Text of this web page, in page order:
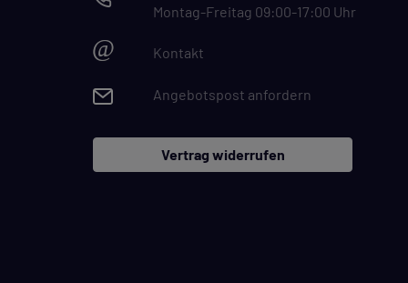
Montag-Freitag 09:00-17:00 Uhr
@ Kontakt
Angebotspost anfordern
Vertrag widerrufen